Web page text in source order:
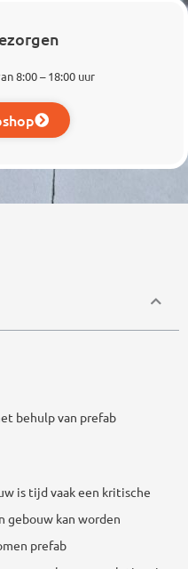
8:00 – 18:00 uur
behulp van prefab
is tijd vaak een kritische
gebouw kan worden
prefab